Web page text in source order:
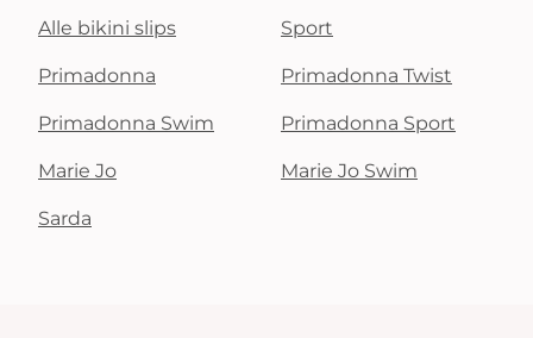
Alle bikini slips Sport
Primadonna Primadonna Twist
Primadonna Swim Primadonna Sport
Marie Jo Marie Jo Swim
Sarda